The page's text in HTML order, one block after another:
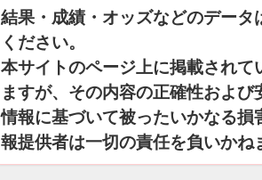
結果・成績・オッズなどのデー
ください。
本サイトのページ上に掲載されて
ますが、その内容の正確性およ
情報に基づいて被ったいかなる
報提供者は一切の責任を負いかね